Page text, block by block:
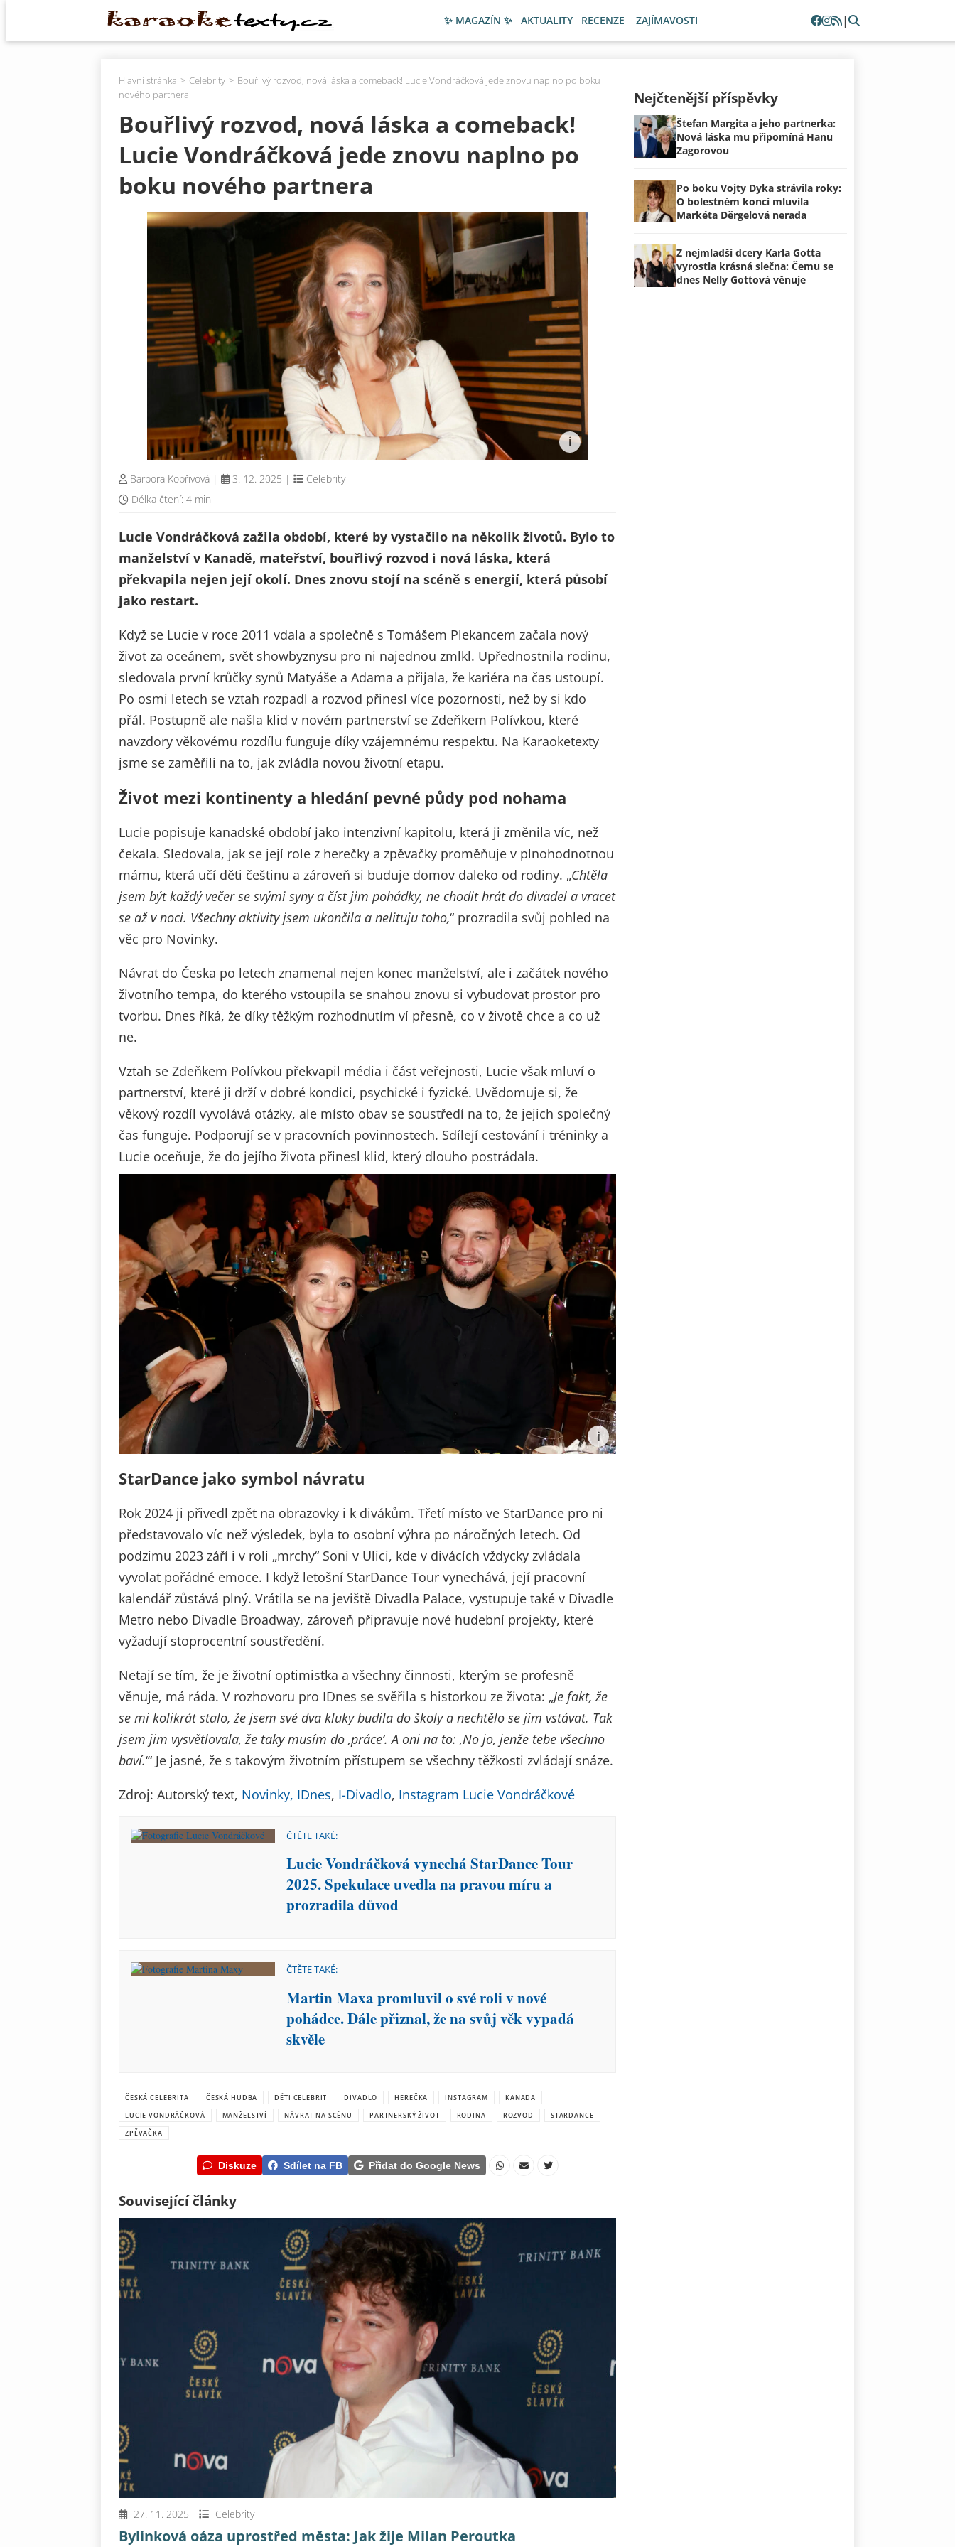
✨ MAGAZÍN ✨ AKTUALITY RECENZE ZAJÍMAVOSTI |
Hlavní stránka Celebrity
Bouřlivý rozvod, nová láska a comeback! Lucie Vondráčková jede znovu naplno po boku
nového partnera
Bouřlivý rozvod, nová láska a comeback!
Lucie Vondráčková jede znovu naplno po
boku nového partnera
Barbora Kopřivová | 3. 12. 2025 |
Celebrity
Délka čtení: 4 min
Lucie Vondráčková zažila období, které by vystačilo na několik životů. Bylo to
manželství v Kanadě, mateřství, bouřlivý rozvod i nová láska, která
překvapila nejen její okolí. Dnes znovu stojí na scéně s energií, která působí
jako restart.
Když se Lucie v roce 2011 vdala a společně s Tomášem Plekancem začala nový
život za oceánem, svět showbyznysu pro ni najednou zmlkl. Upřednostnila rodinu,
sledovala první krůčky synů Matyáše a Adama a přijala, že kariéra na čas ustoupí.
Po osmi letech se vztah rozpadl a rozvod přinesl více pozornosti, než by si kdo
přál. Postupně ale našla klid v novém partnerství se Zdeňkem Polívkou, které
navzdory věkovému rozdílu funguje díky vzájemnému respektu. Na Karaoketexty
jsme se zaměřili na to, jak zvládla novou životní etapu.
Život mezi kontinenty a hledání pevné půdy pod nohama
Lucie popisuje kanadské období jako intenzivní kapitolu, která ji změnila víc, než
čekala. Sledovala, jak se její role z herečky a zpěvačky proměňuje v plnohodnotnou
mámu, která učí děti češtinu a zároveň si buduje domov daleko od rodiny. „Chtěla
jsem být každý večer se svými syny a číst jim pohádky, ne chodit hrát do divadel a vracet
se až v noci. Všechny aktivity jsem ukončila a nelituju toho,“ prozradila svůj pohled na
věc pro Novinky.
Návrat do Česka po letech znamenal nejen konec manželství, ale i začátek nového
životního tempa, do kterého vstoupila se snahou znovu si vybudovat prostor pro
tvorbu. Dnes říká, že díky těžkým rozhodnutím ví přesně, co v životě chce a co už
ne.
Vztah se Zdeňkem Polívkou překvapil média i část veřejnosti, Lucie však mluví o
partnerství, které ji drží v dobré kondici, psychické i fyzické. Uvědomuje si, že
věkový rozdíl vyvolává otázky, ale místo obav se soustředí na to, že jejich společný
čas funguje. Podporují se v pracovních povinnostech. Sdílejí cestování i tréninky a
Lucie oceňuje, že do jejího života přinesl klid, který dlouho postrádala.
StarDance jako symbol návratu
Rok 2024 ji přivedl zpět na obrazovky i k divákům. Třetí místo ve StarDance pro ni
představovalo víc než výsledek, byla to osobní výhra po náročných letech. Od
podzimu 2023 září i v roli „mrchy“ Soni v Ulici, kde v divácích vždycky zvládala
vyvolat pořádné emoce. I když letošní StarDance Tour vynechává, její pracovní
kalendář zůstává plný. Vrátila se na jeviště Divadla Palace, vystupuje také v Divadle
Metro nebo Divadle Broadway, zároveň připravuje nové hudební projekty, které
vyžadují stoprocentní soustředění.
Netají se tím, že je životní optimistka a všechny činnosti, kterým se profesně
věnuje, má ráda. V rozhovoru pro IDnes se svěřila s historkou ze života: „Je fakt, že
se mi kolikrát stalo, že jsem své dva kluky budila do školy a nechtělo se jim vstávat. Tak
jsem jim vysvětlovala, že taky musím do ‚práce‘. A oni na to: ‚No jo, jenže tebe všechno
baví.‘“ Je jasné, že s takovým životním přístupem se všechny těžkosti zvládají snáze.
Zdroj: Autorský text, Novinky, IDnes, I-Divadlo, Instagram Lucie Vondráčkové
ČTĚTE TAKÉ:
Lucie Vondráčková vynechá StarDance Tour
2025. Spekulace uvedla na pravou míru a
prozradila důvod
ČTĚTE TAKÉ:
Martin Maxa promluvil o své roli v nové
pohádce. Dále přiznal, že na svůj věk vypadá
skvěle
ČESKÁ CELEBRITA ČESKÁ HUDBA DĚTI CELEBRIT DIVADLO HEREČKA INSTAGRAM
KANADA
LUCIE VONDRÁČKOVÁ
MANŽELSTVÍ NÁVRAT NA SCÉNU PARTNERSKÝ ŽIVOT RODINA ROZVOD
STARDANCE
ZPĚVAČKA
Diskuze Sdílet na FB Přidat do Google News
Související články
27. 11. 2025 Celebrity
Bylinková oáza uprostřed města: Jak žije Milan Peroutka
Nejčtenější příspěvky
Štefan Margita a jeho partnerka:
Nová láska mu připomíná Hanu
Zagorovou
Po boku Vojty Dyka strávila roky:
O bolestném konci mluvila
Markéta Děrgelová nerada
Z nejmladší dcery Karla Gotta
vyrostla krásná slečna: Čemu se
dnes Nelly Gottová věnuje